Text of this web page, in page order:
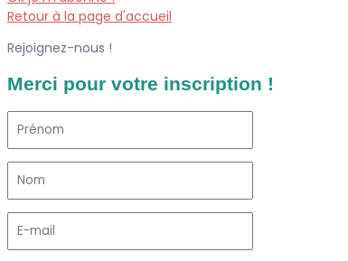
Retour à la page d'accueil
Rejoignez-nous !
Merci pour votre inscription !